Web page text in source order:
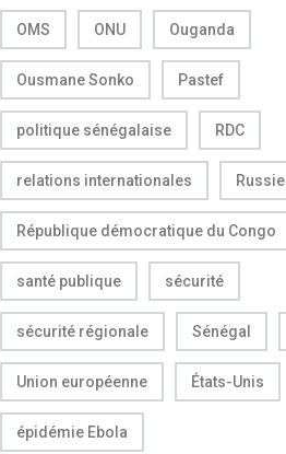
OMS ONU Ouganda
Ousmane Sonko Pastef
politique sénégalaise RDC
relations internationales Russie
République démocratique du Congo
santé publique sécurité
sécurité régionale Sénégal
Union européenne États-Unis
épidémie Ebola